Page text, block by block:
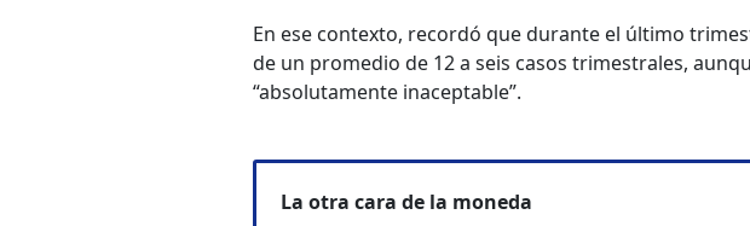
En ese contexto, recordó que durante el último
de un promedio de 12 a seis casos trimestrales,
“absolutamente inaceptable”.
La otra cara de la moneda